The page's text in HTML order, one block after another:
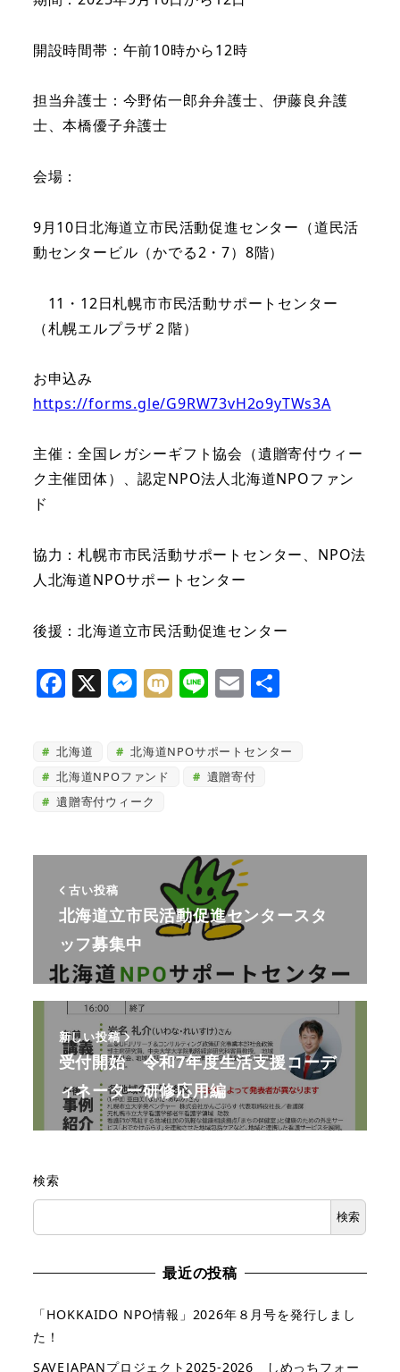
開設時間帯：午前10時から12時
担当弁護士：今野佑一郎弁弁護士、伊藤良弁護
士、本橋優子弁護士
会場：
9月10日北海道立市民活動促進センター（道民活
動センタービル（かでる2・7）8階）
11・12日札幌市市民活動サポートセンター
（札幌エルプラザ２階）
お申込み
https://forms.gle/G9RW73vH2o9yTWs3A
主催：全国レガシーギフト協会（遺贈寄付ウィー
ク主催団体）、認定NPO法人北海道NPOファン
ド
協力：札幌市市民活動サポートセンター、NPO法
人北海道NPOサポートセンター
後援：北海道立市民活動促進センター
F
c
e
b
o
k
X M
ss
e
n
e
M
i
Li
e
E
ai
l
共
北海道
北海道NPOサポートセンター
北海道NPOファンド
遺贈寄付
遺贈寄付ウィーク
古い投稿
北海道立市民活動促進センタースタ
ッフ募集中
新しい投稿
受付開始 令和7年度生活支援コーデ
ィネーター研修応用編
検索
検索
最近の投稿
「HOKKAIDO NPO情報」2026年８月号を発行しまし
た！
SAVEJAPANプロジェクト2025-2026 しめっちフォー